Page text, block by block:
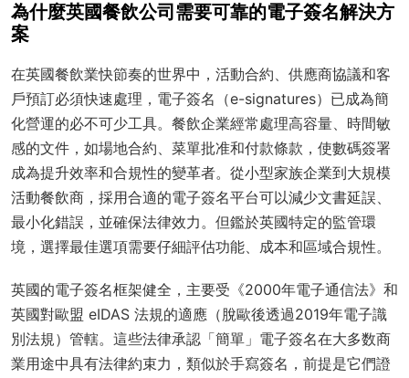
為什麼英國餐飲公司需要可靠的電子簽名解決方
案
在英國餐飲業快節奏的世界中，活動合約、供應商協議和客
戶預訂必須快速處理，電子簽名（e-signatures）已成為簡
化營運的必不可少工具。餐飲企業經常處理高容量、時間敏
感的文件，如場地合約、菜單批准和付款條款，使數碼簽署
成為提升效率和合規性的變革者。從小型家族企業到大規模
活動餐飲商，採用合適的電子簽名平台可以減少文書延誤、
最小化錯誤，並確保法律效力。但鑑於英國特定的監管環
境，選擇最佳選項需要仔細評估功能、成本和區域合規性。
英國的電子簽名框架健全，主要受《2000年電子通信法》和
英國對歐盟 eIDAS 法規的適應（脫歐後透過2019年電子識
別法規）管轄。這些法律承認「簡單」電子簽名在大多数商
業用途中具有法律約束力，類似於手寫簽名，前提是它們證